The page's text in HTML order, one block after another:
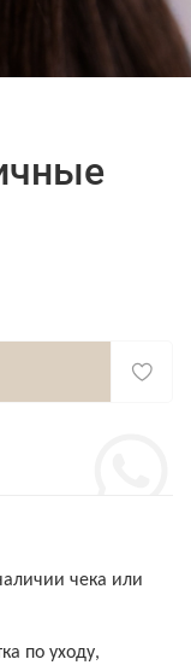
чека или
по уходу,